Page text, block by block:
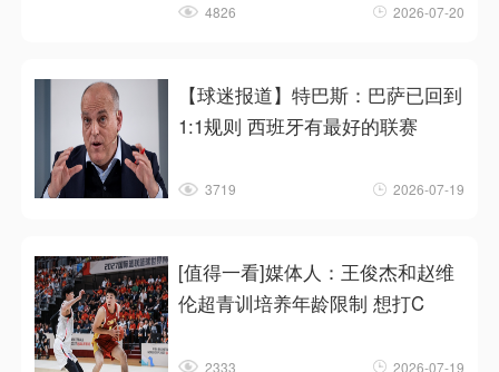
4826 2026-07-20
【球迷报道】特巴斯：巴萨已回到
1:1规则 西班牙有最好的联赛
3719 2026-07-19
[值得一看]媒体人：王俊杰和赵维
伦超青训培养年龄限制 想打C
2333 2026-07-19